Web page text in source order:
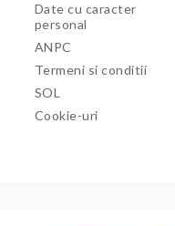
Date cu caracter
personal
ANPC
Termeni si conditii
SOL
Cookie-uri